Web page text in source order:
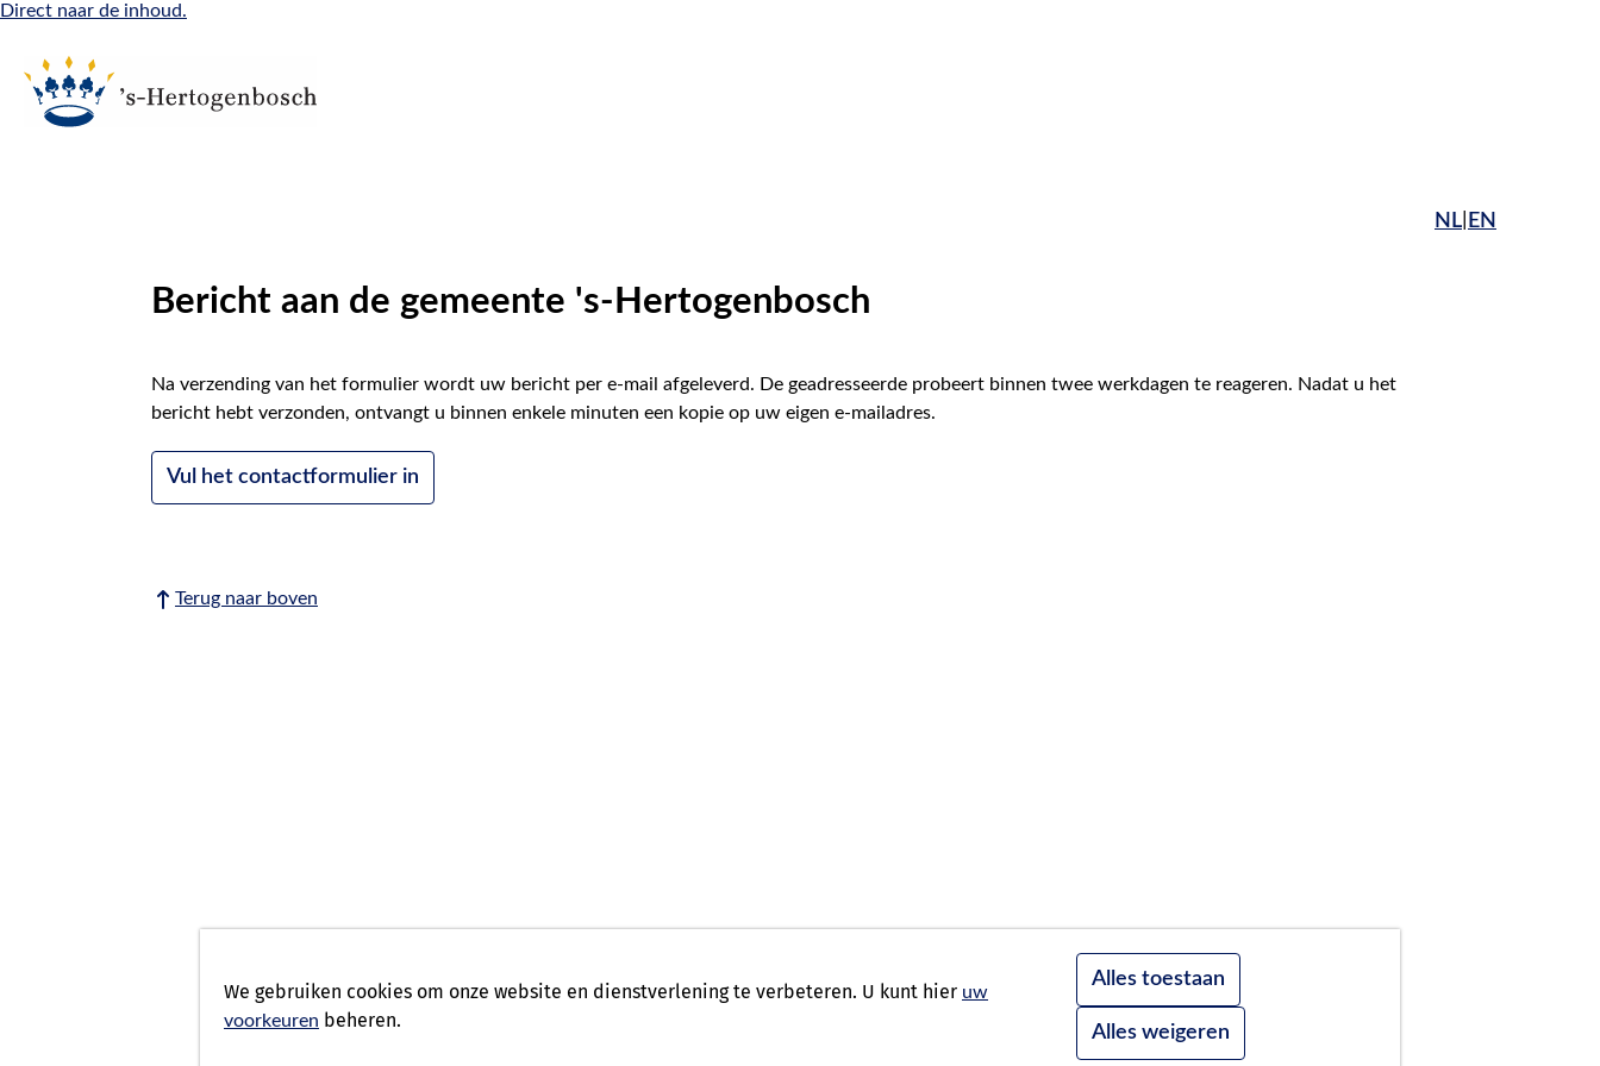
Direct naar de inhoud.
NL| EN
Bericht aan de gemeente 's-Hertogenbosch
Na verzending van het formulier wordt uw bericht per e-mail afgeleverd. De geadresseerde probeert binnen twee werkdagen te reageren. Nadat u het
bericht hebt verzonden, ontvangt u binnen enkele minuten een kopie op uw eigen e-mailadres.
Vul het contactformulier in
Terug naar boven
We gebruiken cookies om onze website en dienstverlening te verbeteren. U kunt hier uw
voorkeuren beheren.
Alles toestaan
Alles weigeren